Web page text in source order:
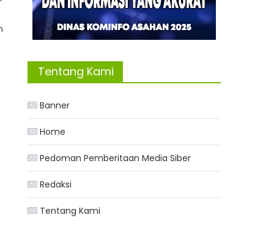
Tentang Kami
Banner
Home
Pedoman Pemberitaan Media Siber
Redaksi
Tentang Kami